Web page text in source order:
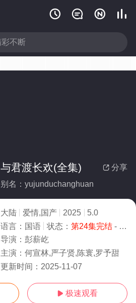
   
 分享
与君渡长欢(全集)
别名：yujunduchanghuan
大陆 爱情,国产 2025
5.0
语言： 国语 状态： 第24集完结- 免费在线观看
导演： 彭薪屹
主演： 何宣林,严子贤,陈寰,罗予甜
更新时间： 2025-11-07
 极速观看